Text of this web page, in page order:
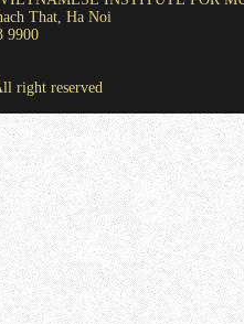
số của cây
Mình cảm ơn!
That, Ha Noi
9900
right reserved